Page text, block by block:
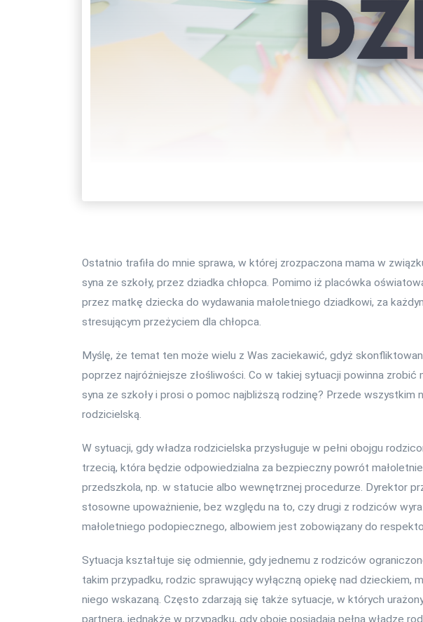
Ostatnio trafiła do mnie sprawa, w której zrozpaczona mama w
syna ze szkoły, przez dziadka chłopca. Pomimo iż placówka
przez matkę dziecka do wydawania małoletniego dziadkowi, za
stresującym przeżyciem dla chłopca.
Myślę, że temat ten może wielu z Was zaciekawić, gdyż
poprzez najróżniejsze złośliwości. Co w takiej sytuacji powinna
syna ze szkoły i prosi o pomoc najbliższą rodzinę? Przede wszystkim
rodzicielską.
W sytuacji, gdy władza rodzicielska przysługuje w pełni obojgu
trzecią, która będzie odpowiedzialna za bezpieczny powrót
przedszkola, np. w statucie albo wewnętrznej procedurze. Dyrektor
stosowne upoważnienie, bez względu na to, czy drugi z rodziców
małoletniego podopiecznego, albowiem jest zobowiązany do
Sytuacja kształtuje się odmiennie, gdy jednemu z rodziców
takim przypadku, rodzic sprawujący wyłączną opiekę nad dzieckiem,
niego wskazaną. Często zdarzają się także sytuacje, w których
partnera, jednakże w przypadku, gdy oboje posiadają pełną władzę